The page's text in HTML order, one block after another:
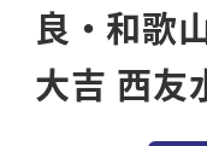
良・和歌
大吉 西